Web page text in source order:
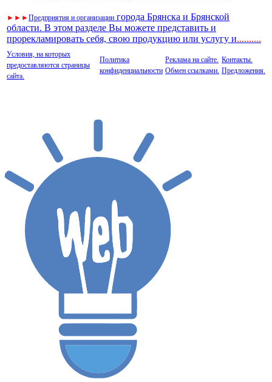
► ► ►Предприятия и организации города Брянска и Брянской
области. В этом разделе Вы можете представить и
прорекламировать себя, свою продукцию или услугу и..........
Условия, на которых
предоставляются страницы
сайта.
Политика
конфиденциальности
Реклама на сайте.
Обмен ссылками.
Контакты.
Предложения.